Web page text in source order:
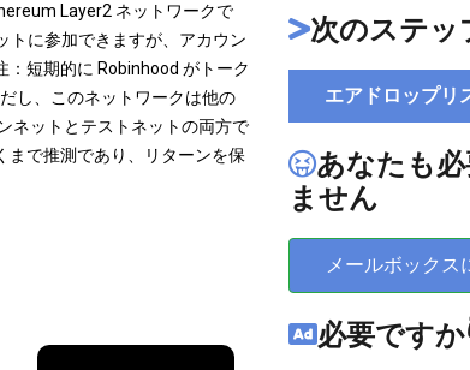
Layer2 ネットワークで
トに参加できますが、アカウン
：短期的に Robinhood がトーク
し、このネットワークは他の
ネットとテストネットの両方で
まで推測であり、リターンを保
次のステッ
エアドロップリ
あなたも
ません
メールボックス
必要ですか